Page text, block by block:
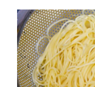
た
名
店
を
発
見！